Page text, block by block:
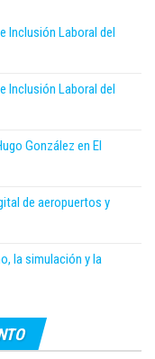
Inclusión Laboral del
Inclusión Laboral del
González en El
de aeropuertos y
la simulación y la